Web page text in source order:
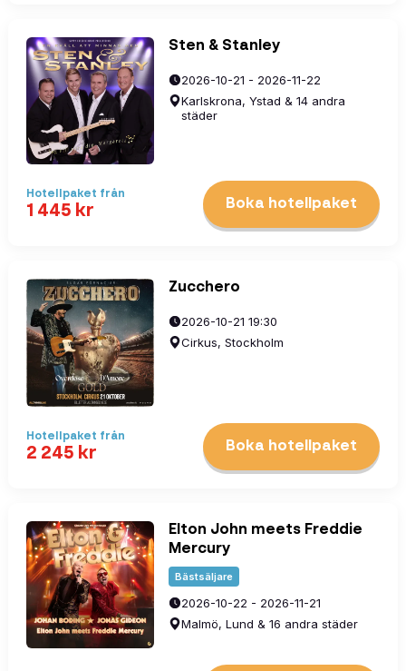
Sten & Stanley
2026-10-21 - 2026-11-22
Karlskrona, Ystad & 14 andra
städer
Hotellpaket från
1 445 kr Boka hotellpaket
Zucchero
2026-10-21 19:30
Cirkus, Stockholm
Hotellpaket från
2 245 kr Boka hotellpaket
Elton John meets Freddie
Mercury
Bästsäljare
2026-10-22 - 2026-11-21
Malmö, Lund & 16 andra städer